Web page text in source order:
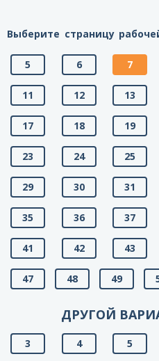
Выберите страницу
5 6 7
11 12 13
17 18 19
23 24 25
29 30 31
35 36 37
41 42 43
47 48 49
ДРУГОЙ
3 4 5